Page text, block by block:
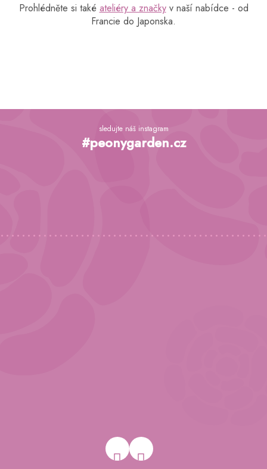
i
s
Prohlédněte si také ateliéry a značkyv naší nabídce - od
Francie do Japonska.
Z
sledujte náš instagram
#peonygarden.cz